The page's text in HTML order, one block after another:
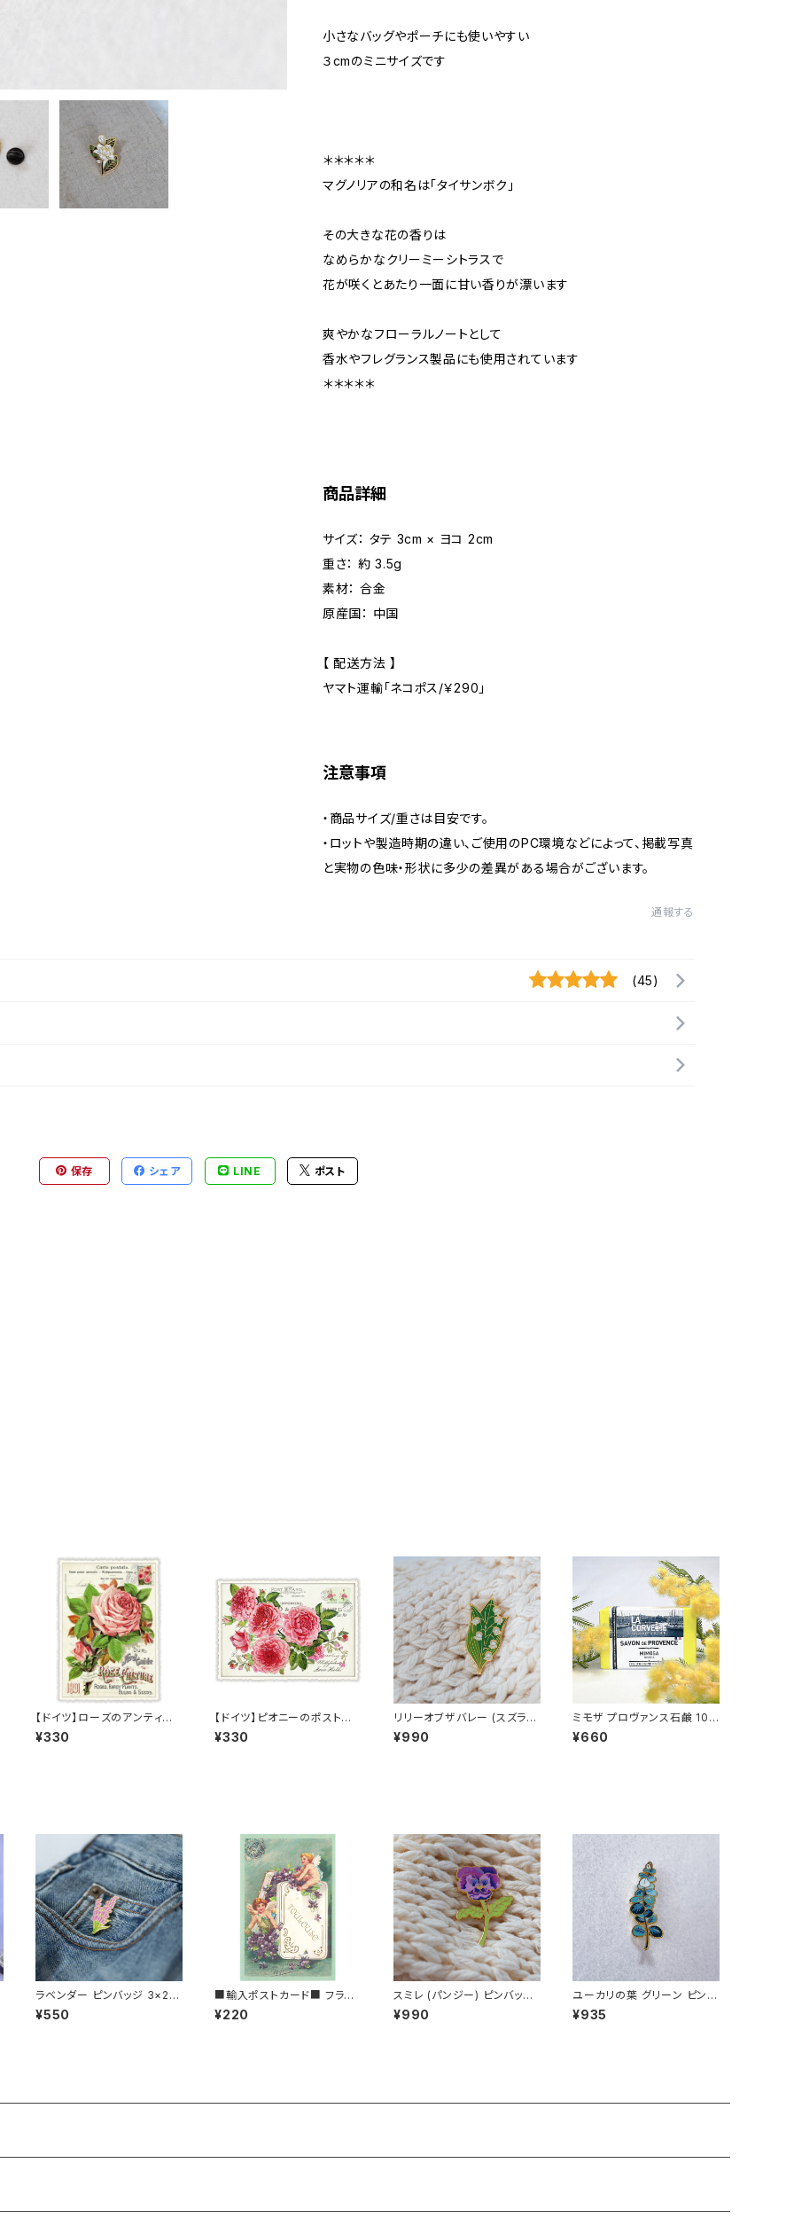
小さなバッグやポーチにも使いやすい
３cmのミニサイズです
＊＊＊＊＊
マグノリアの和名は「タイサンボク」
その大きな花の香りは
なめらかなクリーミーシトラスで
花が咲くとあたり一面に甘い香りが漂います
爽やかなフローラルノートとして
香水やフレグランス製品にも使用されています
＊＊＊＊＊
商品詳細
サイズ： タテ 3cm × ヨコ 2cm
重さ： 約 3.5g
素材： 合金
原産国： 中国
【 配送方法 】
ヤマト運輸「ネコポス/￥290」
注意事項
・商品サイズ/重さは目安です。
・ロットや製造時期の違い、ご使用のPC環境などによって、掲載写真
と実物の色味・形状に多少の差異がある場合がございます。
通報する
(45)
保存 シェア LINE ポスト
【ドイツ】ローズのアンティー
ク調ポストカード ラメ＆ダイカ
ット加工 ■輸入ポストカード
¥330
【ドイツ】ピオニーのポストカ
ード ラメ＆ダイカット加工 ■
輸入ポストカード■ pink pe
¥330
リリーオブザバレー (スズラ
ン) ピンバッジ Lily of the v
alley
¥990
ミモザ プロヴァンス石鹸 100
g /LA CORVETTE/ ラ・コル
ベット ＜フランス製＞ フレグ
¥660
ラベンダー ピンバッジ 3×2c
m Lavender
¥550
■輸入ポストカード■ フラン
ス/トゥールーズ スミレとエン
ジェル Toulouse バイオレッ
¥220
スミレ (パンジー) ピンバッジ
Pansy
¥990
ユーカリの葉 グリーン ピンバ
ッジ Eucalyptus
¥935